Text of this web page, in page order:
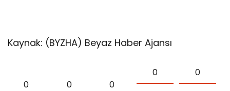
Kaynak: (BYZHA) Beyaz Haber Ajansı
0 0 0
0 0